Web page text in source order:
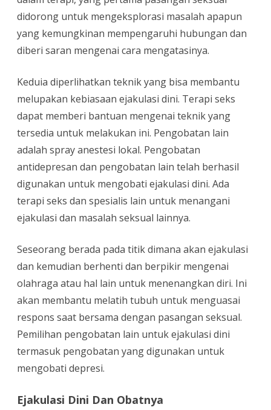
didorong untuk mengeksplorasi masalah apapun
yang kemungkinan mempengaruhi hubungan dan
diberi saran mengenai cara mengatasinya.
Keduia diperlihatkan teknik yang bisa membantu
melupakan kebiasaan ejakulasi dini. Terapi seks
dapat memberi bantuan mengenai teknik yang
tersedia untuk melakukan ini. Pengobatan lain
adalah spray anestesi lokal. Pengobatan
antidepresan dan pengobatan lain telah berhasil
digunakan untuk mengobati ejakulasi dini. Ada
terapi seks dan spesialis lain untuk menangani
ejakulasi dan masalah seksual lainnya.
Seseorang berada pada titik dimana akan ejakulasi
dan kemudian berhenti dan berpikir mengenai
olahraga atau hal lain untuk menenangkan diri. Ini
akan membantu melatih tubuh untuk menguasai
respons saat bersama dengan pasangan seksual.
Pemilihan pengobatan lain untuk ejakulasi dini
termasuk pengobatan yang digunakan untuk
mengobati depresi.
Ejakulasi Dini Dan Obatnya